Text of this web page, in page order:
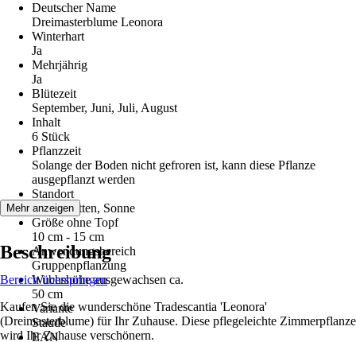
Deutscher Name
Dreimasterblume Leonora
Winterhart
Ja
Mehrjährig
Ja
Blütezeit
September, Juni, Juli, August
Inhalt
6 Stück
Pflanzzeit
Solange der Boden nicht gefroren ist, kann diese Pflanze
ausgepflanzt werden
Standort
Halbschatten, Sonne
Größe ohne Topf
10 cm - 15 cm
Anwendungsbereich
Gruppenpflanzung
Wuchshöhe ausgewachsen ca.
50 cm
Variante
Staude
EAN
Mehr anzeigen
Beschreibung
Bereich überspringen
Kaufen Sie die wunderschöne Tradescantia 'Leonora'
(Dreimasterblume) für Ihr Zuhause. Diese pflegeleichte Zimmerpflanze
wird Ihr Zuhause verschönern.